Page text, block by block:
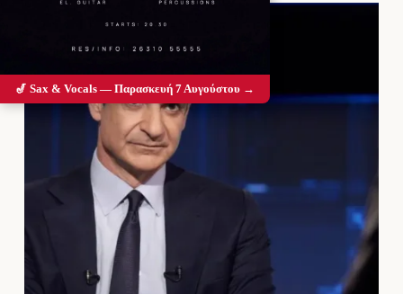
🎷 Sax & Vocals — Παρασκευή 7 Αυγούστου →